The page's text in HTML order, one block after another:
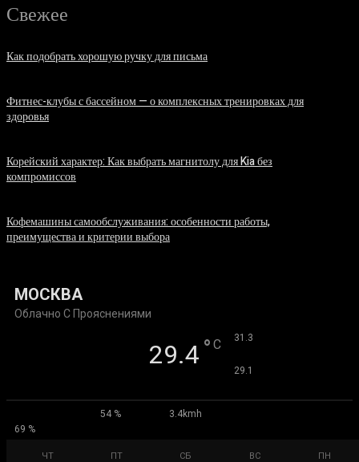
Свежее
Как подобрать хорошую ручку для письма
Фитнес-клубы с бассейном — о комплексных тренировках для
здоровья
Корейский характер: Как выбрать магнитолу для Kia без
компромиссов
Кофемашины самообслуживания: особенности работы,
преимущества и критерии выбора
МОСКВА
Облачно С Прояснениями
29.4 ° C 31.3
29.1
54 %
3.4kmh
69 %
ЧТ ПТ СБ ВС ПН